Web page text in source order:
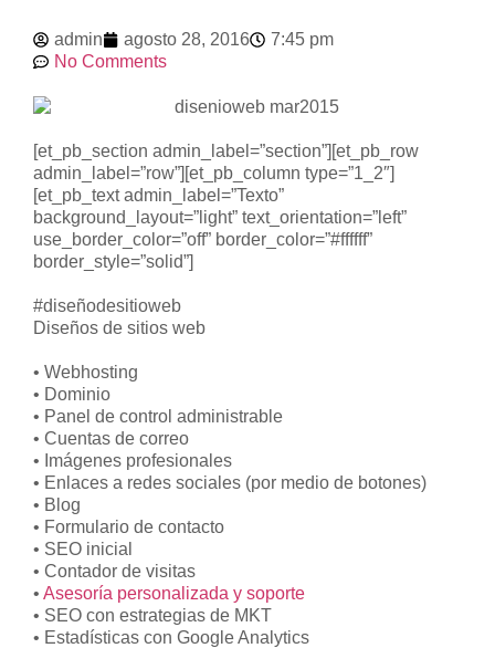
admin agosto 28, 2016
7:45 pm
No Comments
[et_pb_section admin_label=”section”][et_pb_row
admin_label=”row”][et_pb_column type=”1_2″]
[et_pb_text admin_label=”Texto”
background_layout=”light” text_orientation=”left”
use_border_color=”off” border_color=”#ffffff”
border_style=”solid”]
#diseñodesitioweb
Diseños de sitios web
• Webhosting
• Dominio
• Panel de control administrable
• Cuentas de correo
• Imágenes profesionales
• Enlaces a redes sociales (por medio de botones)
• Blog
• Formulario de contacto
• SEO inicial
• Contador de visitas
• Asesoría personalizada y soporte
• SEO con estrategias de MKT
• Estadísticas con Google Analytics